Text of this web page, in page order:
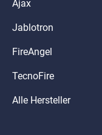
Ajax
Jablotron
FireAngel
TecnoFire
Alle Hersteller